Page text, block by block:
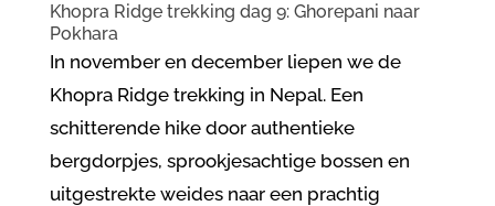
Khopra Ridge trekking dag 9: Ghorepani naar
Pokhara
In november en december liepen we de
Khopra Ridge trekking in Nepal. Een
schitterende hike door authentieke
bergdorpjes, sprookjesachtige bossen en
uitgestrekte weides naar een prachtig